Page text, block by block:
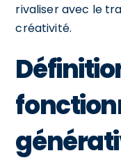
rivaliser avec le
créativité.